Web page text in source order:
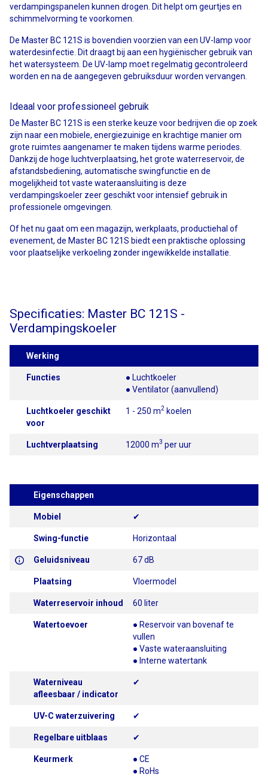
verdampingspanelen kunnen drogen. Dit helpt om geurtjes en
schimmelvorming te voorkomen.
De Master BC 121S is bovendien voorzien van een UV-lamp voor
waterdesinfectie. Dit draagt bij aan een hygiënischer gebruik van
het watersysteem. De UV-lamp moet regelmatig gecontroleerd
worden en na de aangegeven gebruiksduur worden vervangen.
Ideaal voor professioneel gebruik
De Master BC 121S is een sterke keuze voor bedrijven die op zoek
zijn naar een mobiele, energiezuinige en krachtige manier om
grote ruimtes aangenamer te maken tijdens warme periodes.
Dankzij de hoge luchtverplaatsing, het grote waterreservoir, de
afstandsbediening, automatische swingfunctie en de
mogelijkheid tot vaste wateraansluiting is deze
verdampingskoeler zeer geschikt voor intensief gebruik in
professionele omgevingen.
Of het nu gaat om een magazijn, werkplaats, productiehal of
evenement, de Master BC 121S biedt een praktische oplossing
voor plaatselijke verkoeling zonder ingewikkelde installatie.
Specificaties: Master BC 121S -
Verdampingskoeler
Werking
Functies
● Luchtkoeler
● Ventilator (aanvullend)
Luchtkoeler geschikt
voor
1 - 250 m2 koelen
Luchtverplaatsing 12000 m3 per uur
Eigenschappen
Mobiel ✔
Swing-functie Horizontaal
Geluidsniveau 67 dB
Plaatsing Vloermodel
Waterreservoir inhoud 60 liter
Watertoevoer
● Reservoir van bovenaf te
vullen
● Vaste wateraansluiting
● Interne watertank
Waterniveau
afleesbaar / indicator
✔
UV-C waterzuivering ✔
Regelbare uitblaas ✔
Keurmerk
● CE
● RoHs